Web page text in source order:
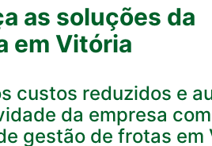
as soluções da
em Vitória
custos reduzidos e
da empresa
gestão de frotas em